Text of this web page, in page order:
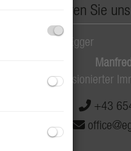
Kontaktieren Sie uns
konzessionierter
+43